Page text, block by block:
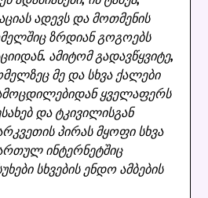
ადევს და მოთმენის
ზრდიან გოგოებს
ამიტომ გადავწყვიტე,
მე და სხვა ქალები
ყველაფერს
და ტკივილისგან
პირას მყოფი სხვა
ინტერნეტშიც
სხვების ენდო ამბების